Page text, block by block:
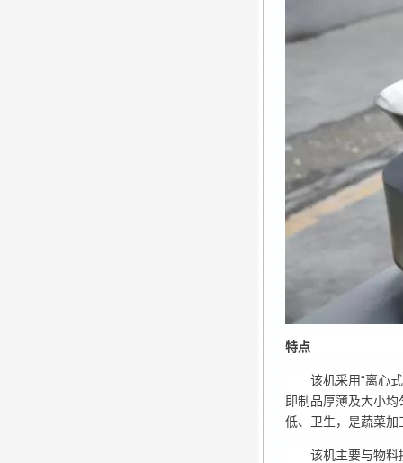
特点
该机采用“离心
即制品厚薄及大小
低、卫生，是蔬菜
该机主要与物料